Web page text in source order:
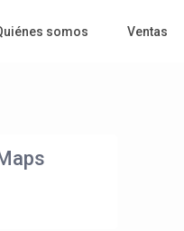
somos Ventas